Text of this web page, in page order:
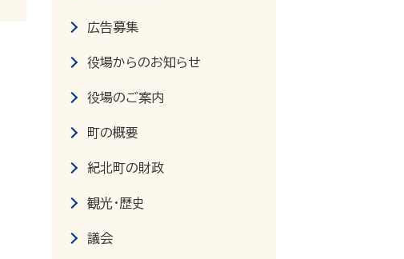
広告募集
役場からのお知らせ
役場のご案内
町の概要
紀北町の財政
観光・歴史
議会